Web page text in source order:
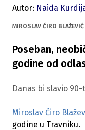
Autor: Naida
MIROSLAV ĆIRO BLAŽEVIĆ
Poseban,
godine od
Danas bi slavio
Miroslav Ćiro
godine u Travniku.